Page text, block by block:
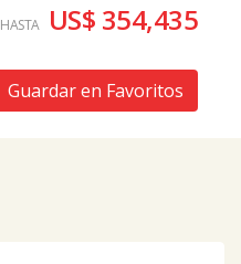
HASTA US$ 354,435
Guardar en Favoritos